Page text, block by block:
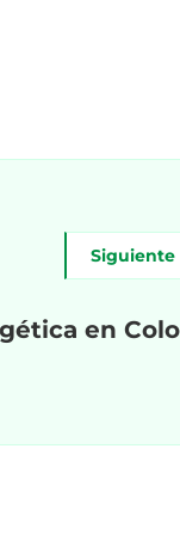
Siguiente
en